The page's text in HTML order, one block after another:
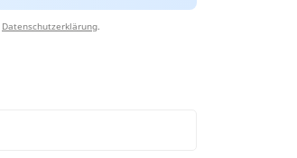
Datenschutzerklärung.